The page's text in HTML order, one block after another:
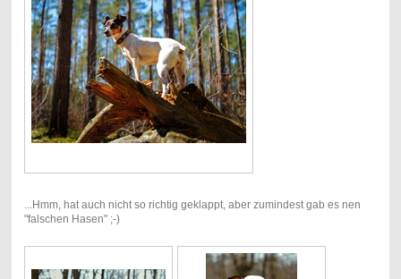
...Hmm, hat auch nicht so richtig geklappt, aber zumindest gab es nen
"falschen Hasen" ;-)